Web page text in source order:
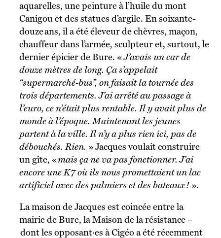
aquarelles, une peinture à l’huile du mont
Canigou et des statues d’argile. En soixante-
douze ans, il a été éleveur de chèvres, maçon,
chauffeur dans l’armée, sculpteur et, surtout, le
dernier épicier de Bure. «J’avais un car de
douze mètres de long. Ça s’appelait
“supermarché-bus”, on faisait la tournée des
trois départements. J’ai arrêté au passage à
l’euro, ce n’était plus rentable. Il y avait plus de
monde à l’époque. Maintenant les jeunes
partent à la ville. Il n’y a plus rien ici, pas de
débouchés. Rien. » Jacques voulait construire
un gîte, «mais ça ne va pas fonctionner. J’ai
encore une K7 où ils nous promettaient un lac
artificiel avec des palmiers et des bateaux ! ».
La maison de Jacques est coincée entre la
mairie de Bure, la Maison de la résistance –
dont les opposant·es à Cigéo a été récemment